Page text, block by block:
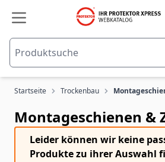
Zum Inhalt springen
Startseite Trockenbau
Montageschienen &
Leider können wir keine
Produkte zu ihrer Auswahl